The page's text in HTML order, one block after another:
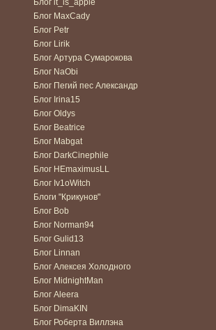
Блог it_is_apple
Блог MaxCady
Блог Petr
Блог Lirik
Блог Артура Сумарокова
Блог NaObi
Блог Пегий пес Александр
Блог Irina15
Блог Oldys
Блог Beatrice
Блог Mabgat
Блог DarkCinephile
Блог HEmaximusLL
Блог Iv1oWitch
Блоги "Крикунов"
Блог Bob
Блог Norman94
Блог Gulid13
Блог Linnan
Блог Алексея Холодного
Блог MidnightMan
Блог Aleera
Блог DimaKIN
Блог Роберта Виллэна